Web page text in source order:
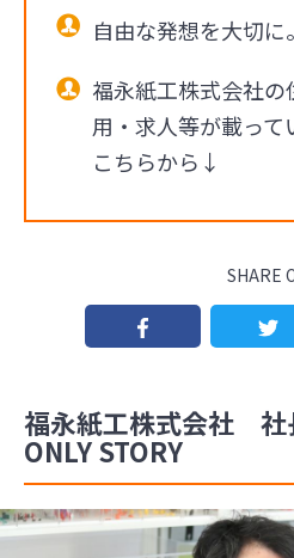
自由な発想を大切に。
福永紙工株式会社
用・求人等が載っ
こちらから↓
SHARE
福永紙工株式会社
ONLY STORY